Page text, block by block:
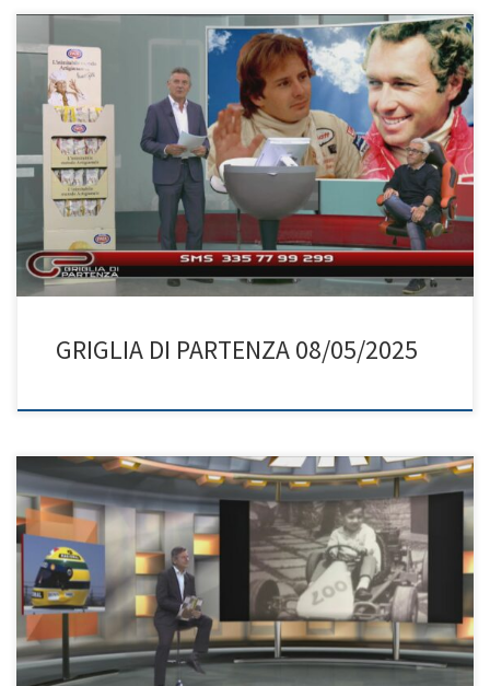
GRIGLIA DI PARTENZA 08/05/2025